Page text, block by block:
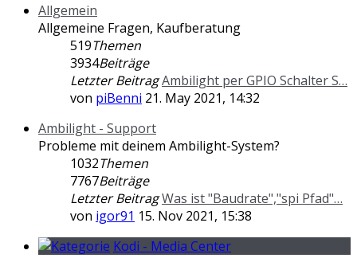
Allgemein
Allgemeine Fragen, Kaufberatung
519Themen
3934Beiträge
Letzter BeitragAmbilight per GPIO Schalter S…
von piBenni 21. May 2021, 14:32
Ambilight - Support
Probleme mit deinem Ambilight-System?
1032Themen
7767Beiträge
Letzter BeitragWas ist "Baudrate","spi Pfad"…
von igor91 15. Nov 2021, 15:38
Kodi - Media Center